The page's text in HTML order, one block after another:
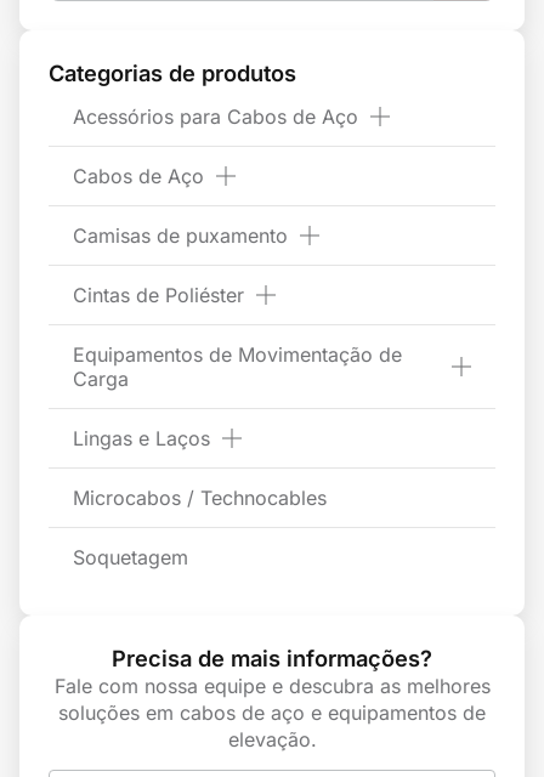
Categorias de produtos
Acessórios para Cabos de Aço
Cabos de Aço
Camisas de puxamento
Cintas de Poliéster
Equipamentos de Movimentação de
Carga
Lingas e Laços
Microcabos / Technocables
Soquetagem
Precisa de mais informações?
Fale com nossa equipe e descubra as melhores
soluções em cabos de aço e equipamentos de
elevação.